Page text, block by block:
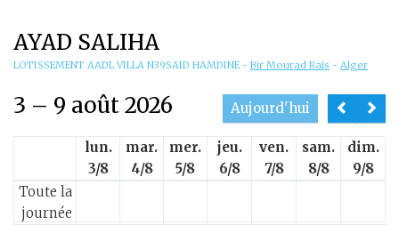
AYAD SALIHA
LOTISSEMENT AADL VILLA N39SAID HAMDINE- Bir Mourad Raïs - Alger
3 – 9 août 2026 Aujourd'hui
lun.
3/8
mar.
4/8
mer.
5/8
jeu.
6/8
ven.
7/8
sam.
8/8
dim.
9/8
Toute la
journée
02
03
05